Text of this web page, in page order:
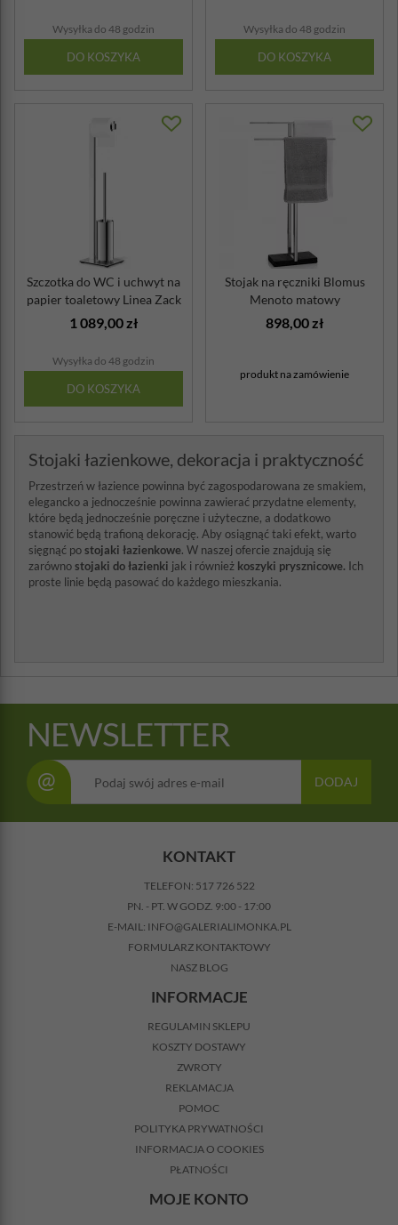
Wysyłka do 48 godzin
DO KOSZYKA
Wysyłka do 48 godzin
DO KOSZYKA
Szczotka do WC i uchwyt na
papier toaletowy Linea Zack
poler
1 089,00 zł
Wysyłka do 48 godzin
DO KOSZYKA
Stojak na ręczniki Blomus
Menoto matowy
898,00 zł
produkt na zamówienie
Stojaki łazienkowe, dekoracja i praktyczność
Przestrzeń w łazience powinna być zagospodarowana ze smakiem,
elegancko a jednocześnie powinna zawierać przydatne elementy,
które będą jednocześnie poręczne i użyteczne, a dodatkowo
stanowić będą trafioną dekorację. Aby osiągnąć taki efekt, warto
sięgnąć postojaki łazienkowe. W naszej ofercie znajdują się
zarównostojaki do łazienki jak i również koszyki prysznicowe. Ich
proste linie będą pasować do każdego mieszkania.
NEWSLETTER
@ DODAJ
KONTAKT
TELEFON: 517 726 522
PN. - PT. W GODZ. 9:00 - 17:00
E-MAIL: INFO@GALERIALIMONKA.PL
FORMULARZ KONTAKTOWY
NASZ BLOG
INFORMACJE
REGULAMIN SKLEPU
KOSZTY DOSTAWY
ZWROTY
REKLAMACJA
POMOC
POLITYKA PRYWATNOŚCI
INFORMACJA O COOKIES
PŁATNOŚCI
MOJE KONTO